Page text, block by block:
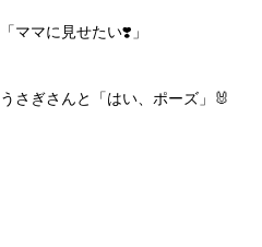
「ママに見せたい❣️」
うさぎさんと「はい、ポーズ」🐰